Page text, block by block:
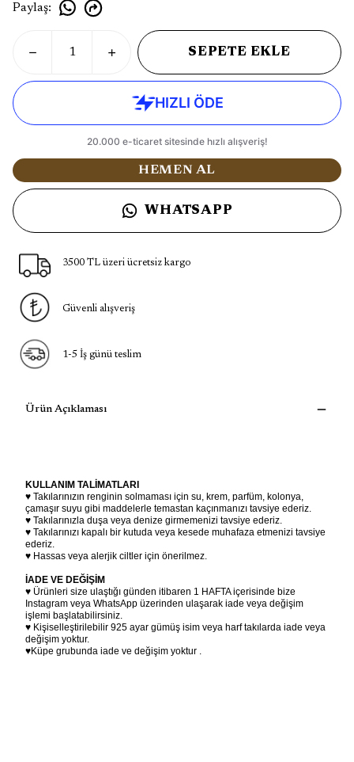
Paylaş:
SEPETE EKLE
HEMEN AL
WHATSAPP
3500 TL üzeri ücretsiz kargo
Güvenli alışveriş
1-5 İş günü teslim
Ürün Açıklaması
KULLANIM TALİMATLARI
♥ Takılarınızın renginin solmaması için su, krem, parfüm, kolonya,
çamaşır suyu gibi maddelerle temastan kaçınmanızı tavsiye ederiz.
♥ Takılarınızla duşa veya denize girmemenizi tavsiye ederiz.
♥ Takılarınızı kapalı bir kutuda veya kesede muhafaza etmenizi tavsiye
ederiz.
♥ Hassas veya alerjik ciltler için önerilmez.
İADE VE DEĞİŞİM
♥ Ürünleri size ulaştığı günden itibaren 1 HAFTA içerisinde bize
Instagram veya WhatsApp üzerinden ulaşarak iade veya değişim
işlemi başlatabilirsiniz.
♥ Kişiselleştirilebilir 925 ayar gümüş isim veya harf takılarda iade veya
değişim yoktur.
♥Küpe grubunda iade ve değişim yoktur .